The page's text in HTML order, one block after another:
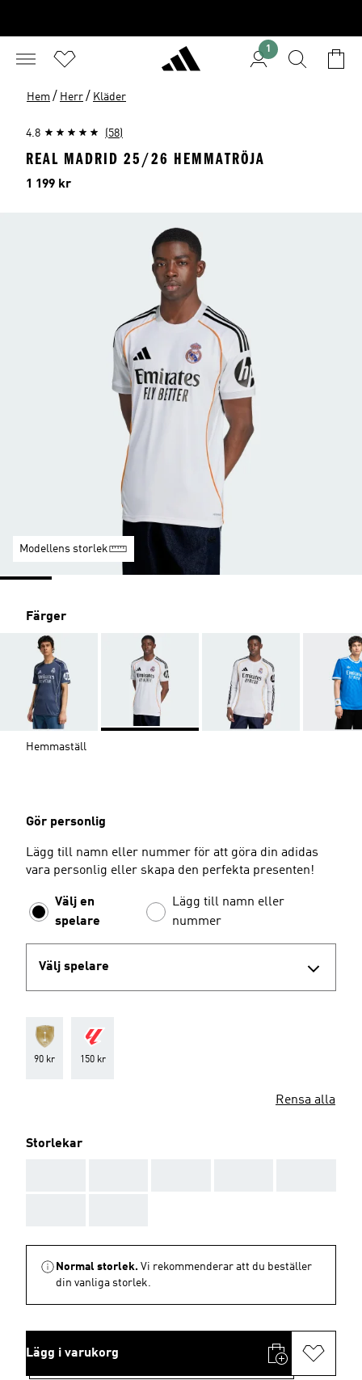
1
Hem / Herr / Kläder
4.8 (58)
REAL MADRID 25/26 HEMMATRÖJA
Pris
1 199 kr
Modellens storlek
Färger
Hemmaställ
Gör personlig
Lägg till namn eller nummer för att göra din adidas
vara personlig eller skapa den perfekta presenten!
Välj en
spelare
Lägg till namn eller
nummer
Välj spelare
90 kr 150 kr
Rensa alla
Storlekar
Normal storlek. Vi rekommenderar att du beställer
din vanliga storlek.
Lägg i varukorg